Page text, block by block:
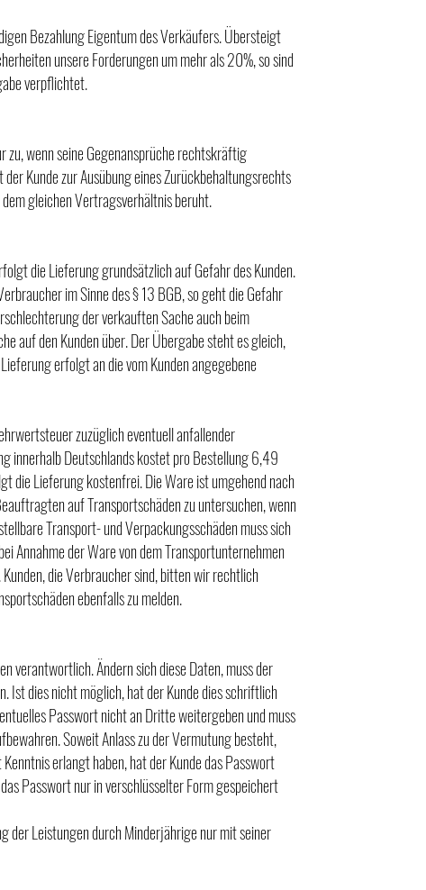
Bezahlung Eigentum des Verkäufers. Übersteigt
unsere Forderungen um mehr als 20%, so sind
verpflichtet.
zu, wenn seine Gegenansprüche rechtskräftig
Kunde zur Ausübung eines Zurückbehaltungsrechts
gleichen Vertragsverhältnis beruht.
die Lieferung grundsätzlich auf Gefahr des Kunden.
im Sinne des § 13 BGB, so geht die Gefahr
der verkauften Sache auch beim
auf den Kunden über. Der Übergabe steht es gleich,
erfolgt an die vom Kunden angegebene
zuzüglich eventuell anfallender
innerhalb Deutschlands kostet pro Bestellung 6,49
die Lieferung kostenfrei. Die Ware ist umgehend nach
auf Transportschäden zu untersuchen, wenn
Transport- und Verpackungsschäden muss sich
Annahme der Ware von dem Transportunternehmen
die Verbraucher sind, bitten wir rechtlich
ebenfalls zu melden.
verantwortlich. Ändern sich diese Daten, muss der
Ist dies nicht möglich, hat der Kunde dies schriftlich
Passwort nicht an Dritte weitergeben und muss
Soweit Anlass zu der Vermutung besteht,
erlangt haben, hat der Kunde das Passwort
Passwort nur in verschlüsselter Form gespeichert
der Leistungen durch Minderjährige nur mit seiner